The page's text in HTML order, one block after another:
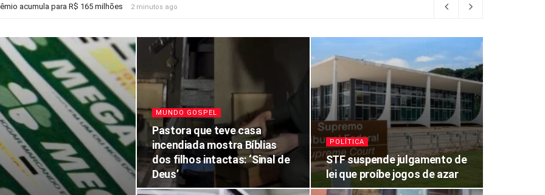
acumula para R$ 165 milhões 2 minutos ago
MUNDO GOSPEL
Pastora que teve casa
incendiada mostra Bíblias
dos filhos intactas: ‘Sinal de
Deus’
POLÍTICA
STF suspende julgamento de
lei que proíbe jogos de azar